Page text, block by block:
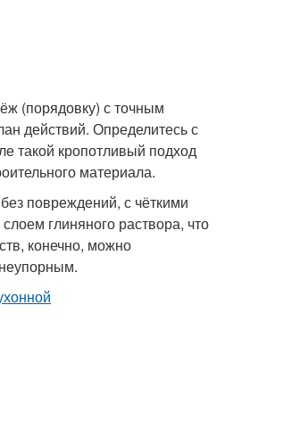
(порядовку) с точным
действий. Определитесь с
такой кропотливый подход
материала.
повреждений, с чёткими
глиняного раствора, что
конечно, можно